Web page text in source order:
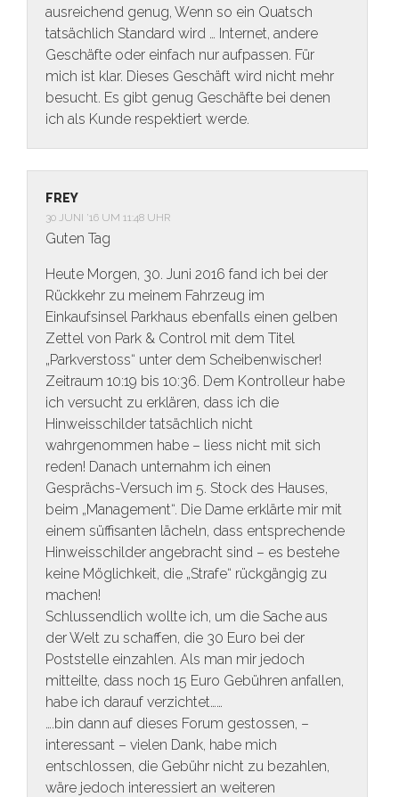
ausreichend genug, Wenn so ein Quatsch
tatsächlich Standard wird … Internet, andere
Geschäfte oder einfach nur aufpassen. Für
mich ist klar. Dieses Geschäft wird nicht mehr
besucht. Es gibt genug Geschäfte bei denen
ich als Kunde respektiert werde.
FREY
30 JUNI ’16 UM 11:48 UHR
Guten Tag
Heute Morgen, 30. Juni 2016 fand ich bei der
Rückkehr zu meinem Fahrzeug im
Einkaufsinsel Parkhaus ebenfalls einen gelben
Zettel von Park & Control mit dem Titel
„Parkverstoss“ unter dem Scheibenwischer!
Zeitraum 10:19 bis 10:36. Dem Kontrolleur habe
ich versucht zu erklären, dass ich die
Hinweisschilder tatsächlich nicht
wahrgenommen habe – liess nicht mit sich
reden! Danach unternahm ich einen
Gesprächs-Versuch im 5. Stock des Hauses,
beim „Management“. Die Dame erklärte mir mit
einem süffisanten lächeln, dass entsprechende
Hinweisschilder angebracht sind – es bestehe
keine Möglichkeit, die „Strafe“ rückgängig zu
machen!
Schlussendlich wollte ich, um die Sache aus
der Welt zu schaffen, die 30 Euro bei der
Poststelle einzahlen. Als man mir jedoch
mitteilte, dass noch 15 Euro Gebühren anfallen,
habe ich darauf verzichtet……
….bin dann auf dieses Forum gestossen, –
interessant – vielen Dank, habe mich
entschlossen, die Gebühr nicht zu bezahlen,
wäre jedoch interessiert an weiteren